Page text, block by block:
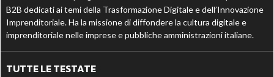
B2B dedicati ai temi della Trasformazione Digitale e dell’Innovazione
Imprenditoriale. Ha la missione di diffondere la cultura digitale e
imprenditoriale nelle imprese e pubbliche amministrazioni italiane.
TUTTE LE TESTATE